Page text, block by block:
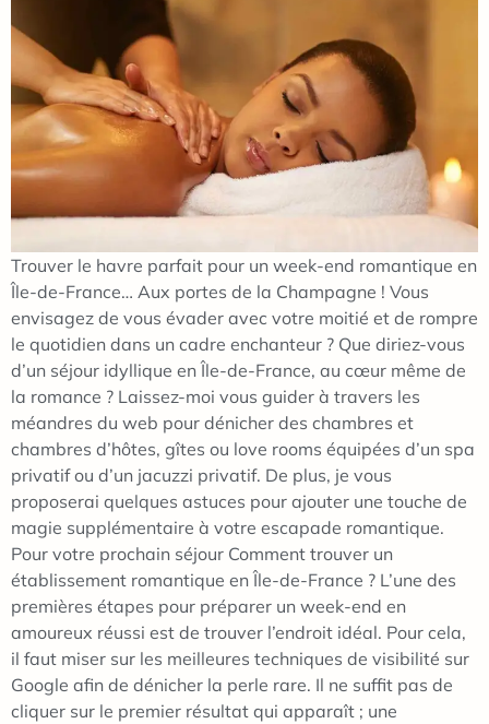
Trouver le havre parfait pour un week-end romantique en
Île-de-France… Aux portes de la Champagne ! Vous
envisagez de vous évader avec votre moitié et de rompre
le quotidien dans un cadre enchanteur ? Que diriez-vous
d’un séjour idyllique en Île-de-France, au cœur même de
la romance ? Laissez-moi vous guider à travers les
méandres du web pour dénicher des chambres et
chambres d’hôtes, gîtes ou love rooms équipées d’un spa
privatif ou d’un jacuzzi privatif. De plus, je vous
proposerai quelques astuces pour ajouter une touche de
magie supplémentaire à votre escapade romantique.
Pour votre prochain séjour Comment trouver un
établissement romantique en Île-de-France ? L’une des
premières étapes pour préparer un week-end en
amoureux réussi est de trouver l’endroit idéal. Pour cela,
il faut miser sur les meilleures techniques de visibilité sur
Google afin de dénicher la perle rare. Il ne suffit pas de
cliquer sur le premier résultat qui apparaît ; une